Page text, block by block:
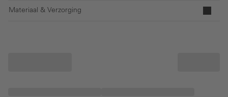
Materiaal & Verzorging